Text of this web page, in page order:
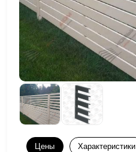
Цены Характеристики